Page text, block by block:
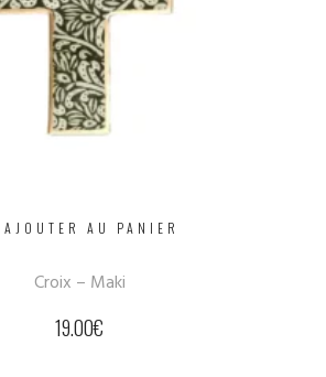
AJOUTER AU PANIER
Croix – Maki
19.00€